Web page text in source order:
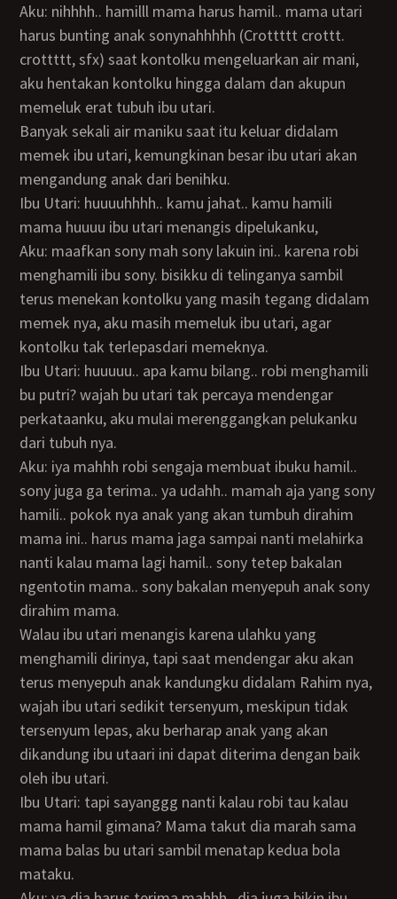
Aku: nihhhh.. hamilll mama harus hamil.. mama utari
harus bunting anak sonynahhhhh (Crottttt crottt.
crottttt, sfx) saat kontolku mengeluarkan air mani,
aku hentakan kontolku hingga dalam dan akupun
memeluk erat tubuh ibu utari.
Banyak sekali air maniku saat itu keluar didalam
memek ibu utari, kemungkinan besar ibu utari akan
mengandung anak dari benihku.
Ibu Utari: huuuuhhhh.. kamu jahat.. kamu hamili
mama huuuu ibu utari menangis dipelukanku,
Aku: maafkan sony mah sony lakuin ini.. karena robi
menghamili ibu sony. bisikku di telinganya sambil
terus menekan kontolku yang masih tegang didalam
memek nya, aku masih memeluk ibu utari, agar
kontolku tak terlepasdari memeknya.
Ibu Utari: huuuuu.. apa kamu bilang.. robi menghamili
bu putri? wajah bu utari tak percaya mendengar
perkataanku, aku mulai merenggangkan pelukanku
dari tubuh nya.
Aku: iya mahhh robi sengaja membuat ibuku hamil..
sony juga ga terima.. ya udahh.. mamah aja yang sony
hamili.. pokok nya anak yang akan tumbuh dirahim
mama ini.. harus mama jaga sampai nanti melahirka
nanti kalau mama lagi hamil.. sony tetep bakalan
ngentotin mama.. sony bakalan menyepuh anak sony
dirahim mama.
Walau ibu utari menangis karena ulahku yang
menghamili dirinya, tapi saat mendengar aku akan
terus menyepuh anak kandungku didalam Rahim nya,
wajah ibu utari sedikit tersenyum, meskipun tidak
tersenyum lepas, aku berharap anak yang akan
dikandung ibu utaari ini dapat diterima dengan baik
oleh ibu utari.
Ibu Utari: tapi sayanggg nanti kalau robi tau kalau
mama hamil gimana? Mama takut dia marah sama
mama balas bu utari sambil menatap kedua bola
mataku.